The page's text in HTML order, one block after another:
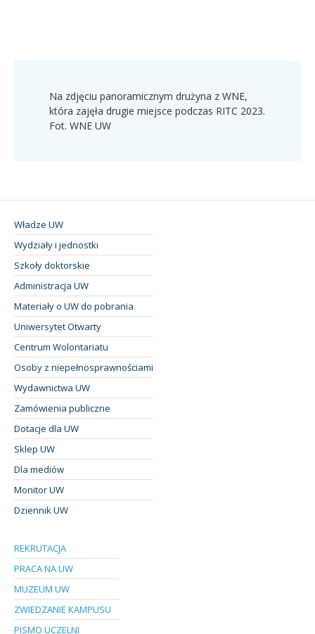
Na zdjęciu panoramicznym drużyna z WNE,
która zajęła drugie miejsce podczas RITC 2023.
Fot. WNE UW
Władze UW
Wydziały i jednostki
Szkoły doktorskie
Administracja UW
Materiały o UW do pobrania
Uniwersytet Otwarty
Centrum Wolontariatu
Osoby z niepełnosprawnościami
Wydawnictwa UW
Zamówienia publiczne
Dotacje dla UW
Sklep UW
Dla mediów
Monitor UW
Dziennik UW
REKRUTACJA
PRACA NA UW
MUZEUM UW
ZWIEDZANIE KAMPUSU
PISMO UCZELNI